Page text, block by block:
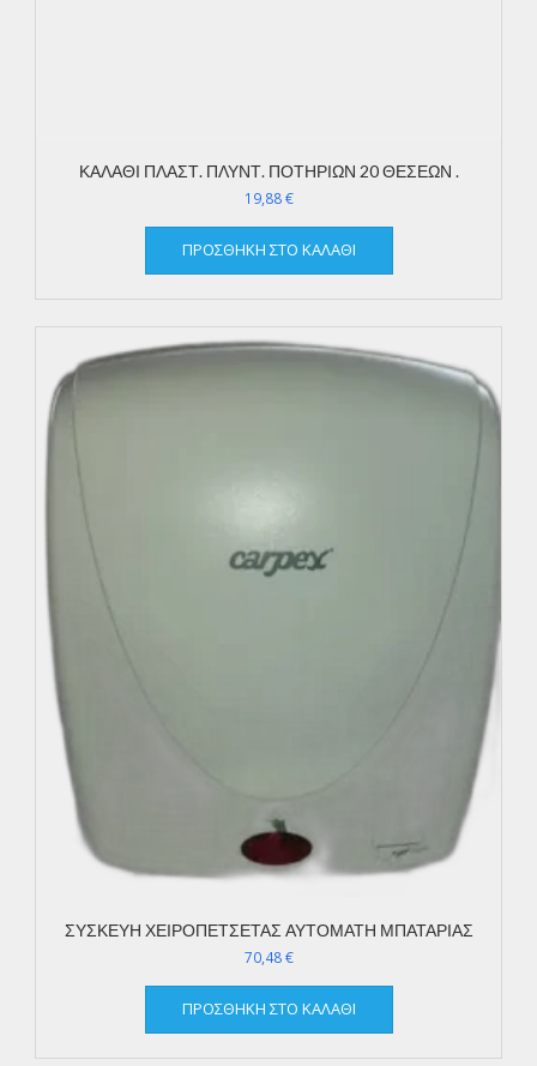
ΚΑΛΑΘΙ ΠΛΑΣΤ. ΠΛΥΝΤ. ΠΟΤΗΡΙΩΝ 20 ΘΕΣΕΩΝ .
19,88€
ΠΡΟΣΘΉΚΗ ΣΤΟ ΚΑΛΆΘΙ
ΣΥΣΚΕΥΗ ΧΕΙΡΟΠΕΤΣΕΤΑΣ ΑΥΤΟΜΑΤΗ ΜΠΑΤΑΡΙΑΣ
70,48€
ΠΡΟΣΘΉΚΗ ΣΤΟ ΚΑΛΆΘΙ